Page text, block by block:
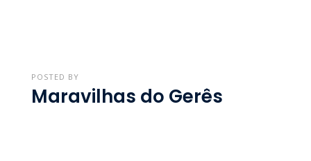
POSTED BY
Maravilhas do Gerês